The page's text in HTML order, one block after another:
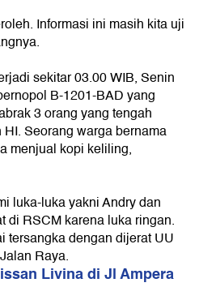
Informasi ini masih kita uji
sekitar 03.00 WIB, Senin
B-1201-BAD yang
3 orang yang tengah
Seorang warga bernama
menjual kopi keliling,
luka-luka yakni Andry dan
di RSCM karena luka ringan.
tersangka dengan dijerat UU
Raya.
Livina di Jl Ampera